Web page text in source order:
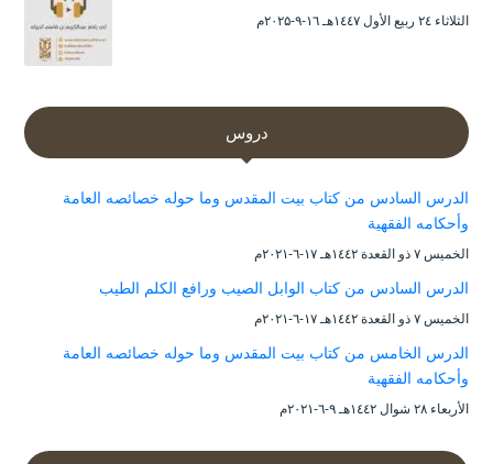
الثلاثاء ۲٤ ربيع الأول ۱٤٤۷هـ ۱٦-۹-۲۰۲۵م
دروس
الدرس السادس من كتاب بيت المقدس وما حوله خصائصه العامة
وأحكامه الفقهية
الخميس ۷ ذو القعدة ۱٤٤۲هـ ۱۷-٦-۲۰۲۱م
الدرس السادس من كتاب الوابل الصيب ورافع الكلم الطيب
الخميس ۷ ذو القعدة ۱٤٤۲هـ ۱۷-٦-۲۰۲۱م
الدرس الخامس من كتاب بيت المقدس وما حوله خصائصه العامة
وأحكامه الفقهية
الأربعاء ۲۸ شوال ۱٤٤۲هـ ۹-٦-۲۰۲۱م